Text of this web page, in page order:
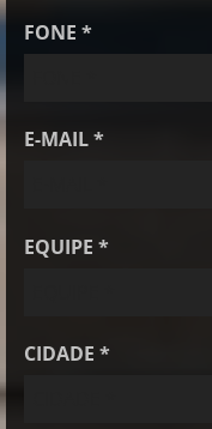
FONE *
E-MAIL *
EQUIPE *
CIDADE *